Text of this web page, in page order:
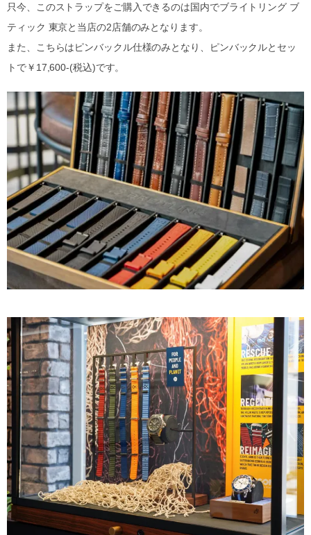
只今、このストラップをご購入できるのは国内でブライトリング ブ
ティック 東京と当店の2店舗のみとなります。
また、こちらはピンバックル仕様のみとなり、ピンバックルとセッ
トで￥17,600-(税込)です。